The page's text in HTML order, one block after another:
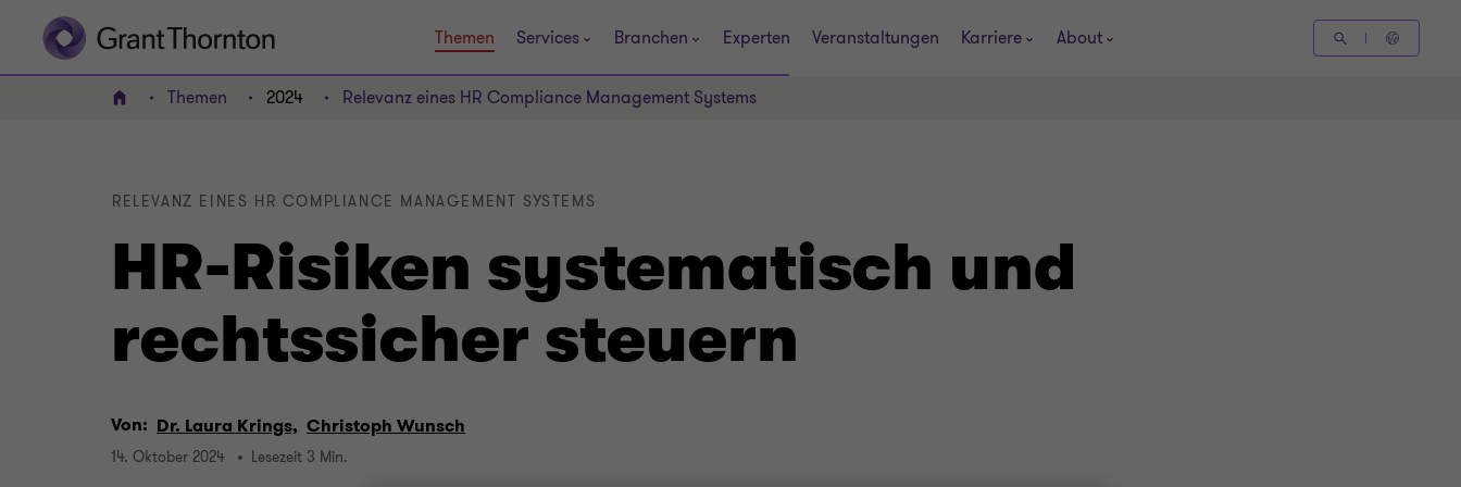
Themen Services Branchen Experten Veranstaltungen Karriere About
HOME Themen 2024 Relevanz eines HR Compliance Management Systems
HR-Risiken systematisch und
rechtssicher steuern
RELEVANZ EINES HR COMPLIANCE MANAGEMENT SYSTEMS
Von: Dr. Laura Krings, Christoph Wunsch
14. Oktober 2024 Lesezeit 3 Min.